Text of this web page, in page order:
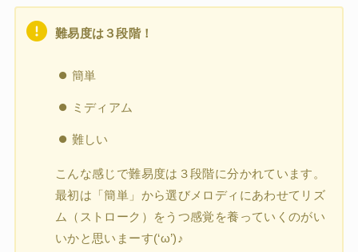
難易度は３段階！
簡単
ミディアム
難しい
こんな感じで難易度は３段階に分かれています。
最初は「簡単」から選びメロディにあわせてリズ
ム（ストローク）をうつ感覚を養っていくのがい
いかと思いまーす(‘ω’)♪